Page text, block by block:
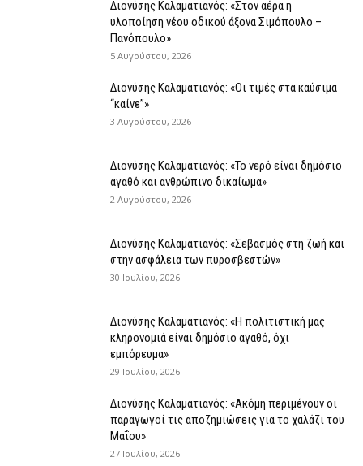
Διονύσης Καλαματιανός: «Στον αέρα η
υλοποίηση νέου οδικού άξονα Σιμόπουλο –
Πανόπουλο»
5 Αυγούστου, 2026
Διονύσης Καλαματιανός: «Οι τιμές στα καύσιμα
“καίνε”»
3 Αυγούστου, 2026
Διονύσης Καλαματιανός: «Το νερό είναι δημόσιο
αγαθό και ανθρώπινο δικαίωμα»
2 Αυγούστου, 2026
Διονύσης Καλαματιανός: «Σεβασμός στη ζωή και
στην ασφάλεια των πυροσβεστών»
30 Ιουλίου, 2026
Διονύσης Καλαματιανός: «Η πολιτιστική μας
κληρονομιά είναι δημόσιο αγαθό, όχι
εμπόρευμα»
29 Ιουλίου, 2026
Διονύσης Καλαματιανός: «Ακόμη περιμένουν οι
παραγωγοί τις αποζημιώσεις για το χαλάζι του
Μαΐου»
27 Ιουλίου, 2026